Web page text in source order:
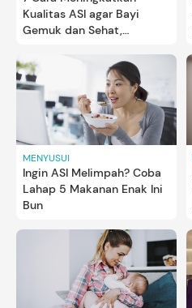
Kualitas ASI agar Bayi
Gemuk dan Sehat,
Tepat Bun!
MENYUSUI
Ingin ASI Melimpah? Coba
Lahap 5 Makanan Enak Ini
Bun